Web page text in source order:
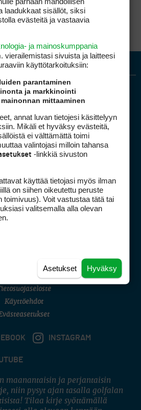
mediakortti
yhteystiedot
avoimuusraportti
digi@otavamedia.fi
Käyttöehdot
INSTAGRAM
maanantaisin ja perjantaisin
niin pysyt ajan tasalla golfalan
Tilaa kirje syöttämällä
laadukkaat sisällöt, siksi
evästeitä ja vastaavia
ja mainoskumppania
vierailemis­tasi sivuista ja laitteesi
käyttötarkoituksiin:
parantaminen
ja markkinointi
mittaaminen
annat luvan tietojesi käsittelyyn
Mikäli et hyväksy evästeitä,
ei välttämättä toimi
valintojasi milloin tahansa
-linkkiä sivuston
käyttää tietojasi myös ilman
on siihen oikeutettu peruste
toimivuus). Voit vastustaa tätä tai
valitsemalla alla olevan
Hyväksy
Asetukset